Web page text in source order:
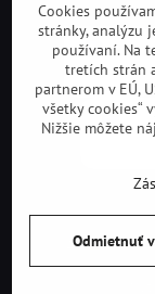
Predvoľby
Cookies
stránky, analýzu
používaní. Na
tretích strán
partnerom v EÚ,
všetky cookies“
Nižšie môžete
Odmietnuť